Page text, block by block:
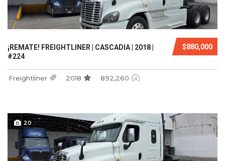
$880,000
¡REMATE! FREIGHTLINER | CASCADIA | 2018 |
#224
Freightliner 2018 892,260
20